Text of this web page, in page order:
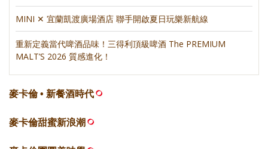
MINI ✕ 宜蘭凱渡廣場酒店 聯手開啟夏日玩樂新航線
重新定義當代啤酒品味！三得利頂級啤酒 The PREMIUM
MALT’S 2026 質感進化！
麥卡倫 • 新餐酒時代
麥卡倫甜蜜新浪潮